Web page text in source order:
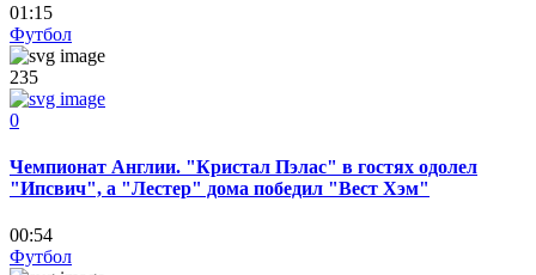
01:15
Футбол
235
0
Чемпионат Англии. "Кристал Пэлас" в гостях одолел
"Ипсвич", а "Лестер" дома победил "Вест Хэм"
00:54
Футбол